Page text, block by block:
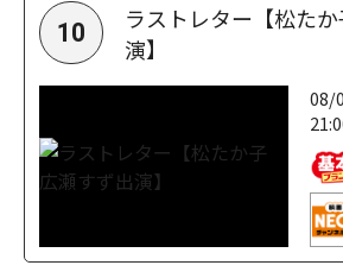
10
ラストレター【松た
演】
08/